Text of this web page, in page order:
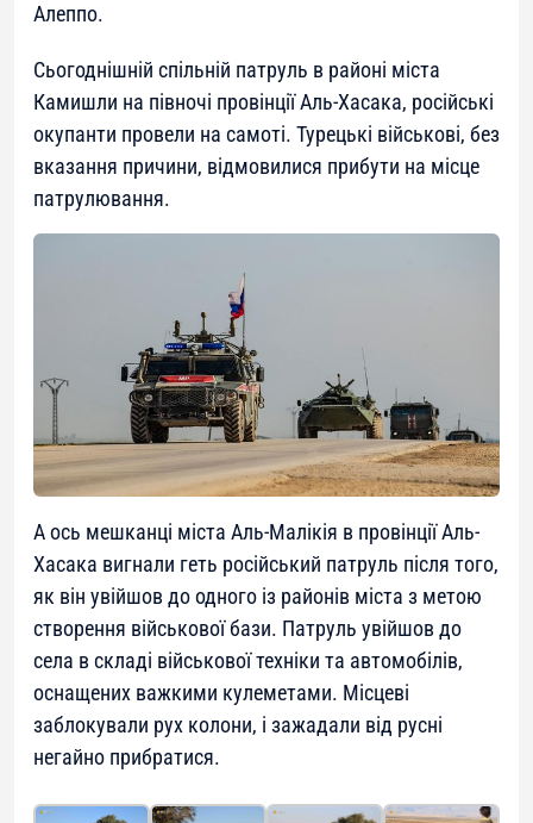
Алеппо.
Сьогоднішній спільній патруль в районі міста
Камишли на півночі провінції Аль-Хасака, російські
окупанти провели на самоті. Турецькі військові, без
вказання причини, відмовилися прибути на місце
патрулювання.
А ось мешканці міста Аль-Малікія в провінції Аль-
Хасака вигнали геть російський патруль після того,
як він увійшов до одного із районів міста з метою
створення військової бази. Патруль увійшов до
села в складі військової техніки та автомобілів,
оснащених важкими кулеметами. Місцеві
заблокували рух колони, і зажадали від русні
негайно прибратися.